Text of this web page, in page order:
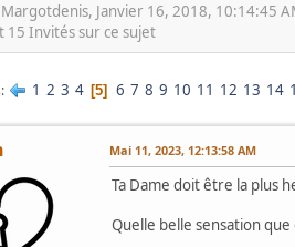
Janvier 16, 2018, 10:14:45
15 Invités sur ce sujet
1 2 3 4 5 6 7 8 9 10 11 12 13 14
Mai 11, 2023, 12:13:58 AM
Ta Dame doit être la plus
Quelle belle sensation